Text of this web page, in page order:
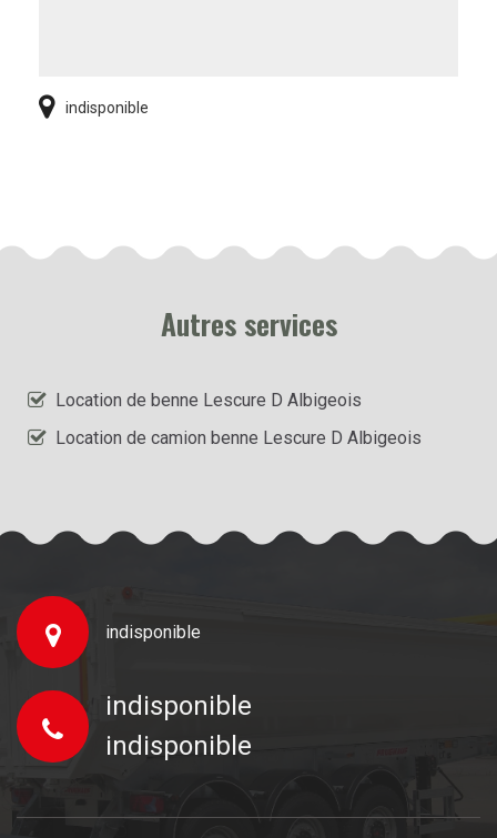
indisponible
Autres services
Location de benne Lescure D Albigeois
Location de camion benne Lescure D Albigeois
indisponible
indisponible
indisponible